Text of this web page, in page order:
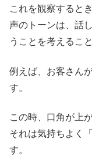
これを観察すると
声のトーンは、話
うことを考えること
例えば、お客さん
す。
この時、口角が上
それは気持ちよく
す。